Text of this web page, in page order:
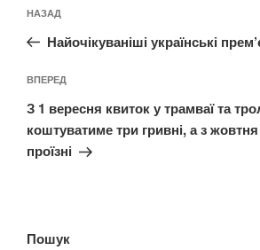
записів
Попередній
запис:
НАЗАД
Найочікуваніші українські
Наступний
запис
ВПЕРЕД
З 1 вересня квиток у трамваї та
коштуватиме три гривні, а з
проїзні
Пошук